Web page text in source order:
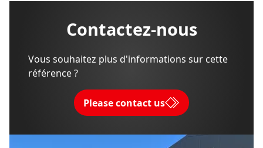
Contactez-nous
Vous souhaitez plus d'informations sur cette
référence ?
Please contact us